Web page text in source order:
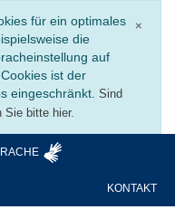
×
für ein optimales
die
auf
ist der
eingeschränkt. Sind
Sie bitte hier.
KONTAKT